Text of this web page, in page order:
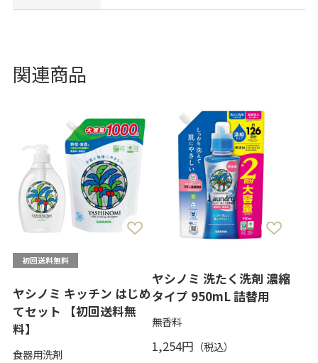
関連商品
ヤシノミ キッチン はじめ
てセット 【初回送料無
料】
食器用洗剤
ヤシノミ 洗たく洗剤 濃縮
タイプ 950mL 詰替用
無香料
1,254円